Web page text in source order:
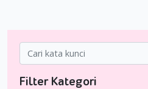
Filter Kategori